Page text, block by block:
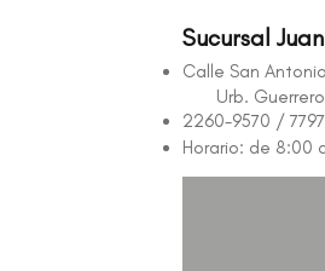
Sucursal
Calle San
Urb. Guerrero,
2260-9570 /
Horario: de 8:00